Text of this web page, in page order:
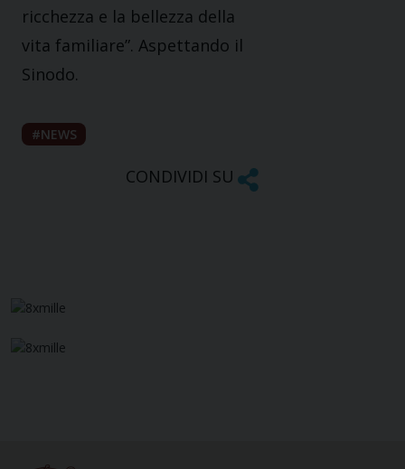
ricchezza e la bellezza della
vita familiare”. Aspettando il
Sinodo.
NEWS
CONDIVIDI SU